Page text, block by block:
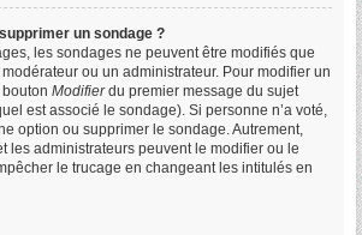
un sondage ?
les sondages ne peuvent être modifiés que
ou un administrateur. Pour modifier un
Modifierdu premier message du sujet
est associé le sondage). Si personne n’a voté,
option ou supprimer le sondage. Autrement,
les administrateurs peuvent le modifier ou le
le trucage en changeant les intitulés en